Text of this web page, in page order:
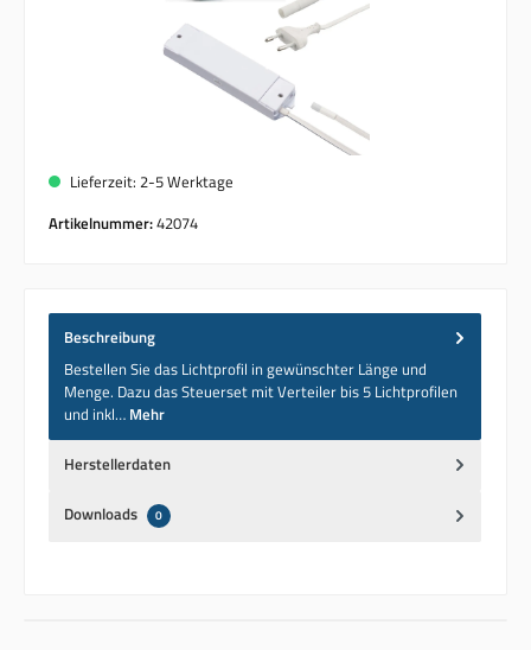
Lieferzeit: 2-5 Werktage
Artikelnummer:42074
Beschreibung
Bestellen Sie das Lichtprofil in gewünschter Länge und
Menge. Dazu das Steuerset mit Verteiler bis 5 Lichtprofilen
und inkl… Mehr
Herstellerdaten
Downloads 0